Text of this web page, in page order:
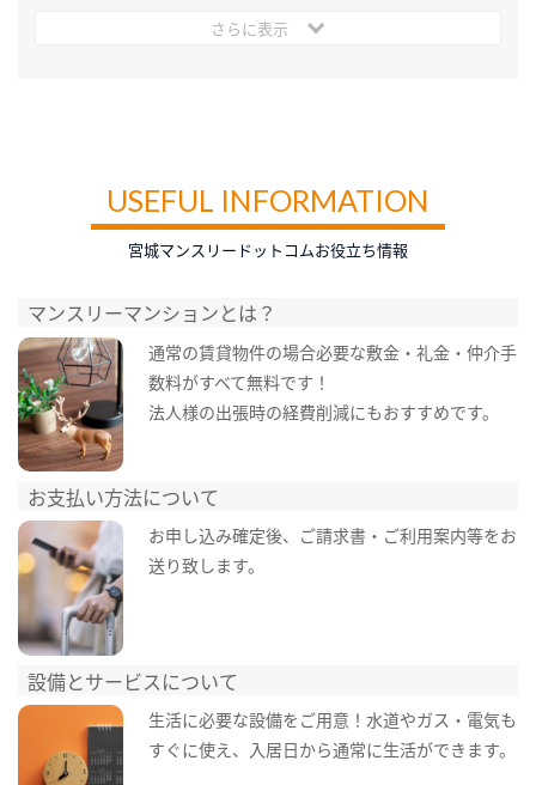
さらに表示
USEFUL INFORMATION
宮城マンスリードットコムお役立ち情報
マンスリーマンションとは？
通常の賃貸物件の場合必要な敷金・礼金・仲介手
数料がすべて無料です！
法人様の出張時の経費削減にもおすすめです。
お支払い方法について
お申し込み確定後、ご請求書・ご利用案内等をお
送り致します。
設備とサービスについて
生活に必要な設備をご用意！水道やガス・電気も
すぐに使え、入居日から通常に生活ができます。